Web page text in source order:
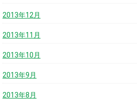
2013年12月
2013年11月
2013年10月
2013年9月
2013年8月